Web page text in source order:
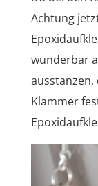
Achtung
wunderbar
ausstanzen,
Klammer